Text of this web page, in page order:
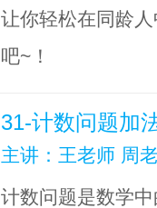
让你轻松在同龄
吧~！
31-计数问题加
主讲：王老师 周
计数问题是数学